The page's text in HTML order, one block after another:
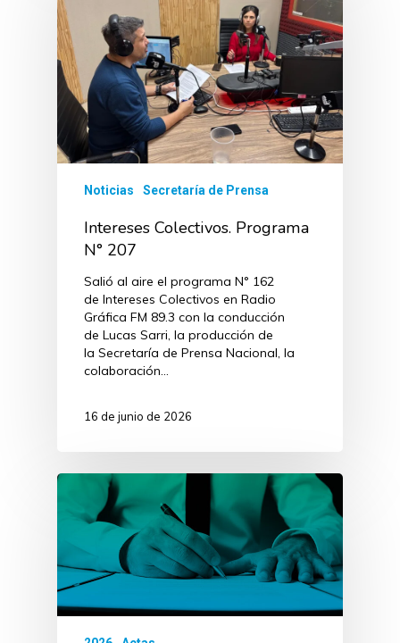
Noticias Secretaría de Prensa
Intereses Colectivos. Programa
N° 207
Salió al aire el programa N° 162
de Intereses Colectivos en Radio
Gráfica FM 89.3 con la conducción
de Lucas Sarri, la producción de
la Secretaría de Prensa Nacional, la
colaboración…
16 de junio de 2026